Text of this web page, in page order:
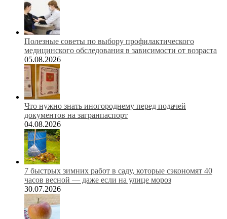
Полезные советы по выбору профилактического
медицинского обследования в зависимости от возраста
05.08.2026
Что нужно знать иногороднему перед подачей
документов на загранпаспорт
04.08.2026
7 быстрых зимних работ в саду, которые сэкономят 40
часов весной — даже если на улице мороз
30.07.2026